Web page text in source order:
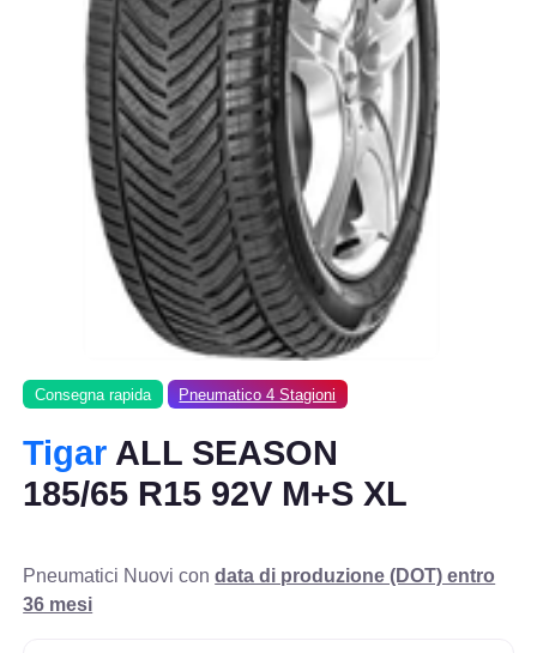
Consegna rapida Pneumatico 4 Stagioni
Tigar ALL SEASON
185/65 R15 92V M+S XL
Pneumatici Nuovi condata di produzione (DOT) entro
36 mesi